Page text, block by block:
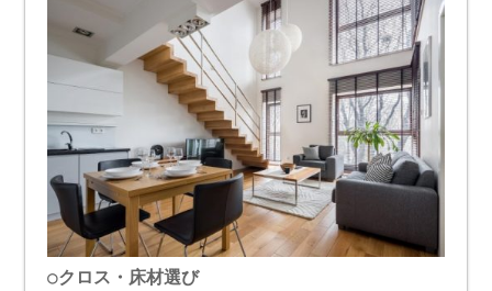
○クロス・床材選び